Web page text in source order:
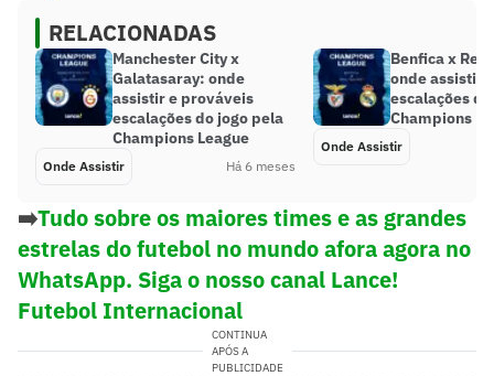
RELACIONADAS
Manchester City x
Galatasaray: onde
assistir e prováveis
escalações do jogo pela
Champions League
Onde Assistir Há 6 meses
Benfica x
onde assistir,
escalações
Champions
Onde Assistir
➡️Tudo sobre os maiores times e as grandes
estrelas do futebol no mundo afora agora no
WhatsApp. Siga o nosso canal Lance!
Futebol Internacional
CONTINUA
APÓS A
PUBLICIDADE